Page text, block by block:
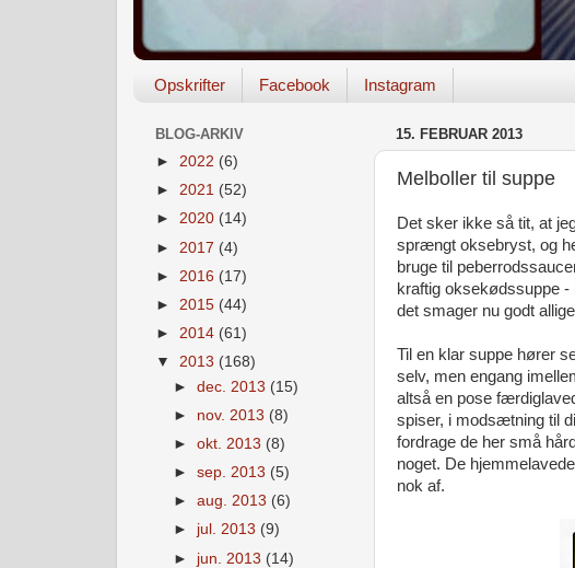
Opskrifter Facebook Instagram
15. FEBRUAR 2013
Melboller til suppe
Det sker ikke så tit, at
sprængt oksebryst, og
bruge til
kraftig oksekødssuppe -
det smager nu godt
Til en klar suppe hører
selv, men engang
altså en pose
spiser, i modsætning til
fordrage de her små
noget. De
nok af.
BLOG-ARKIV
► 2022 (6)
► 2021 (52)
► 2020 (14)
► 2017 (4)
► 2016 (17)
► 2015 (44)
► 2014 (61)
▼ 2013 (168)
►dec. 2013 (15)
► nov. 2013 (8)
►okt. 2013 (8)
►sep. 2013 (5)
►aug. 2013 (6)
► jul. 2013 (9)
► jun. 2013 (14)